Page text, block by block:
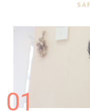
01